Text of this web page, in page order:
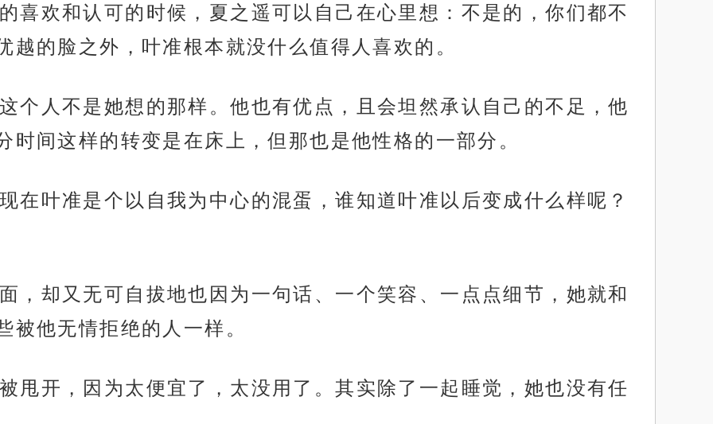
喜欢和认可的时候，夏之遥可以自己在心里想：不是的，你们都不
越的脸之外，叶准根本就没什么值得人喜欢的。
个人不是她想的那样。他也有优点，且会坦然承认自己的不足，他
时间这样的转变是在床上，但那也是他性格的一部分。
在叶准是个以自我为中心的混蛋，谁知道叶准以后变成什么样呢？
，却又无可自拔地也因为一句话、一个笑容、一点点细节，她就和
被他无情拒绝的人一样。
甩开，因为太便宜了，太没用了。其实除了一起睡觉，她也没有任